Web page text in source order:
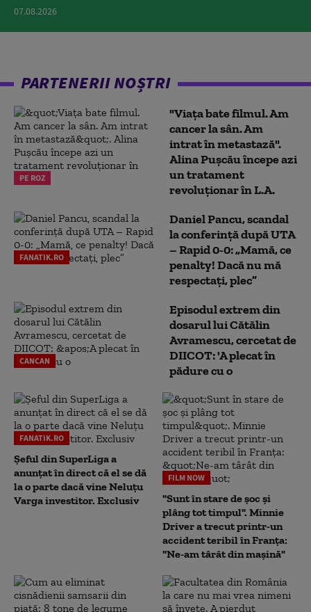
07.08.2026
PARTENERII NOȘTRI
PE ROZ
"Viața bate filmul. Am
cancer la sân. Am
intrat în metastază".
Alina Pușcău începe azi
un tratament
revoluționar în L.A.
FANATIK.RO
Daniel Pancu, scandal
la conferință după UTA
– Rapid 0-0: „Mamă, ce
penalty! Dacă nu mă
respectați, plec”
CANCAN
Episodul extrem din
dosarul lui Cătălin
Avramescu, cercetat de
DIICOT: 'A plecat în
pădure cu o
FANATIK.RO
Șeful din SuperLiga a
anunțat în direct că el se dă
la o parte dacă vine Neluțu
Varga investitor. Exclusiv
FILM NOW
"Sunt în stare de șoc și
plâng tot timpul". Minnie
Driver a trecut printr-un
accident teribil în Franța:
"Ne-am târât din mașină"